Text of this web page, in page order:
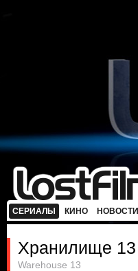
СЕРИАЛЫ КИНО НОВОСТИ
Хранилище 13
Warehouse 13